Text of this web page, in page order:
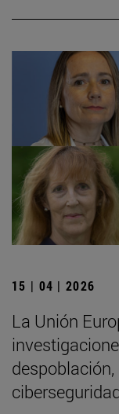
15 | 04 | 2026
La Unión